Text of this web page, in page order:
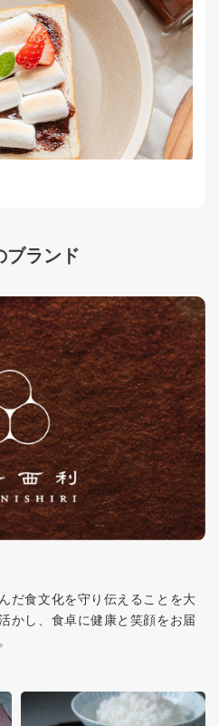
ブランド
だ食文化を守り伝えることを大
かし、食卓に健康と笑顔をお届